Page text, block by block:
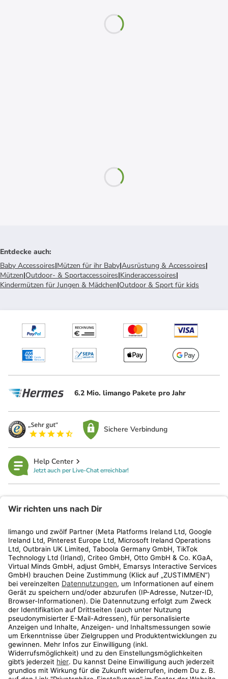
Entdecke auch:
Baby Accessoires|Mützen für ihr Baby|Ausrüstung & Accessoires|
Mützen|Outdoor- & Sportaccessoires|Kinderaccessoires|
Kindermützen für Jungen & Mädchen|Outdoor & Sport für kids
6.2 Mio. limango Pakete pro Jahr
Sichere Verbindung
Help Center
Jetzt auch per Live-Chat erreichbar!
Kundenservice
Shop
Aktionen
Travel